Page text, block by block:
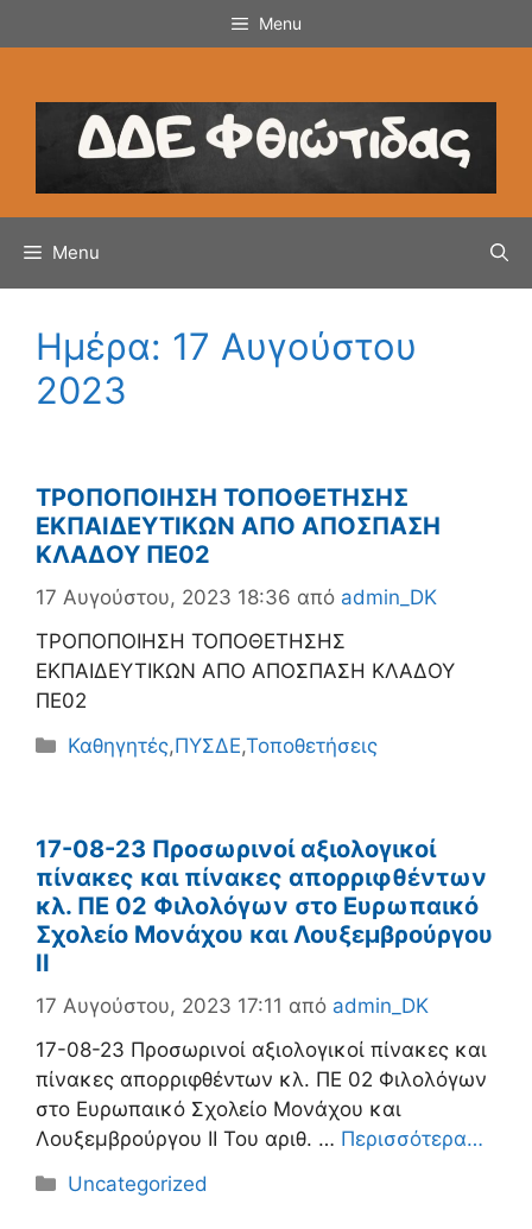
σε
Menu
Menu
Ημέρα: 17 Αυγούστου
2023
ΤΡΟΠΟΠΟΙΗΣΗ ΤΟΠΟΘΕΤΗΣΗΣ
ΕΚΠΑΙΔΕΥΤΙΚΩΝ ΑΠΟ ΑΠΟΣΠΑΣΗ
ΚΛΑΔΟΥ ΠΕ02
17 Αυγούστου, 2023 18:36 από admin_DK
ΤΡΟΠΟΠΟΙΗΣΗ ΤΟΠΟΘΕΤΗΣΗΣ
ΕΚΠΑΙΔΕΥΤΙΚΩΝ ΑΠΟ ΑΠΟΣΠΑΣΗ ΚΛΑΔΟΥ
ΠΕ02
Κατηγορίες
Καθηγητές,ΠΥΣΔΕ,Τοποθετήσεις
17-08-23 Προσωρινοί αξιολογικοί
πίνακες και πίνακες απορριφθέντων
κλ. ΠΕ 02 Φιλολόγων στο Ευρωπαικό
Σχολείο Μονάχου και Λουξεμβρούργου
ΙΙ
17 Αυγούστου, 2023 17:11 από admin_DK
17-08-23 Προσωρινοί αξιολογικοί πίνακες και
πίνακες απορριφθέντων κλ. ΠΕ 02 Φιλολόγων
στο Ευρωπαικό Σχολείο Μονάχου και
Λουξεμβρούργου ΙΙ Του αριθ. … Περισσότερα…
Κατηγορίες
Uncategorized